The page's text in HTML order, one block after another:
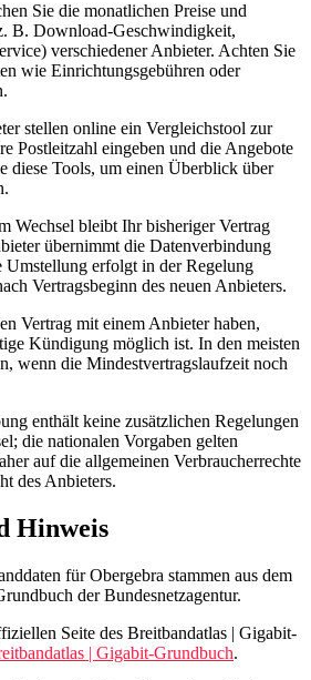
Sie die monatlichen Preise und
B. Download‑Geschwindigkeit,
verschiedener Anbieter. Achten Sie
wie Einrichtungsgebühren oder
stellen online ein Vergleichstool zur
Postleitzahl eingeben und die Angebote
diese Tools, um einen Überblick über
Wechsel bleibt Ihr bisheriger Vertrag
übernimmt die Datenverbindung
erfolgt in der Regelung
Vertragsbeginn des neuen Anbieters.
Vertrag mit einem Anbieter haben,
Kündigung möglich ist. In den meisten
wenn die Mindestvertragslaufzeit noch
enthält keine zusätzlichen Regelungen
die nationalen Vorgaben gelten
auf die allgemeinen Verbraucherrechte
des Anbieters.
Hinweis
für Obergebra stammen aus dem
der Bundesnetzagentur.
Seite des Breitbandatlas | Gigabit-
| Gigabit-Grundbuch.